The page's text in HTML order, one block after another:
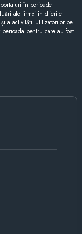
în perioade
ale firmei în diferite
a activității utilizatorilor pe
pentru care au fost